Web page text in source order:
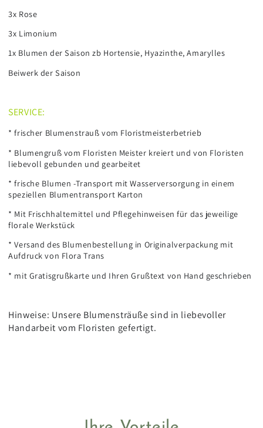
3x Rose
3x Limonium
1x Blumen der Saison zb Hortensie, Hyazinthe, Amarylles
Beiwerk der Saison
SERVICE:
* frischer Blumenstrauß vom Floristmeisterbetrieb
* Blumengruß vom Floristen Meister kreiert und von Floristen
liebevoll gebunden und gearbeitet
* frische Blumen -Transport mit Wasserversorgung in einem
speziellen Blumentransport Karton
* Mit Frischhaltemittel und Pflegehinweisen für das jeweilige
florale Werkstück
* Versand des Blumenbestellung in Originalverpackung mit
Aufdruck von Flora Trans
* mit Gratisgrußkarte und Ihren Grußtext von Hand geschrieben
Hinweise: Unsere Blumensträuße sind in liebevoller
Handarbeit vom Floristen gefertigt.